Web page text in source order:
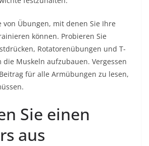
von Übungen, mit denen Sie Ihre
können. Probieren Sie
Rotatorenübungen und T-
die Muskeln aufzubauen. Vergessen
für alle Armübungen zu lesen,
Sie einen
aus